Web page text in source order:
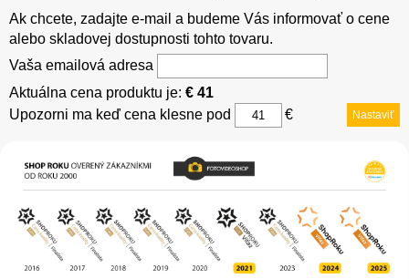
Ak chcete, zadajte e-mail a budeme Vás informovať o cene
alebo skladovej dostupnosti tohto tovaru.
Vaša emailová adresa
Aktuálna cena produktu je: € 41
Upozorni ma keď cena klesne pod
€ Nastaviť